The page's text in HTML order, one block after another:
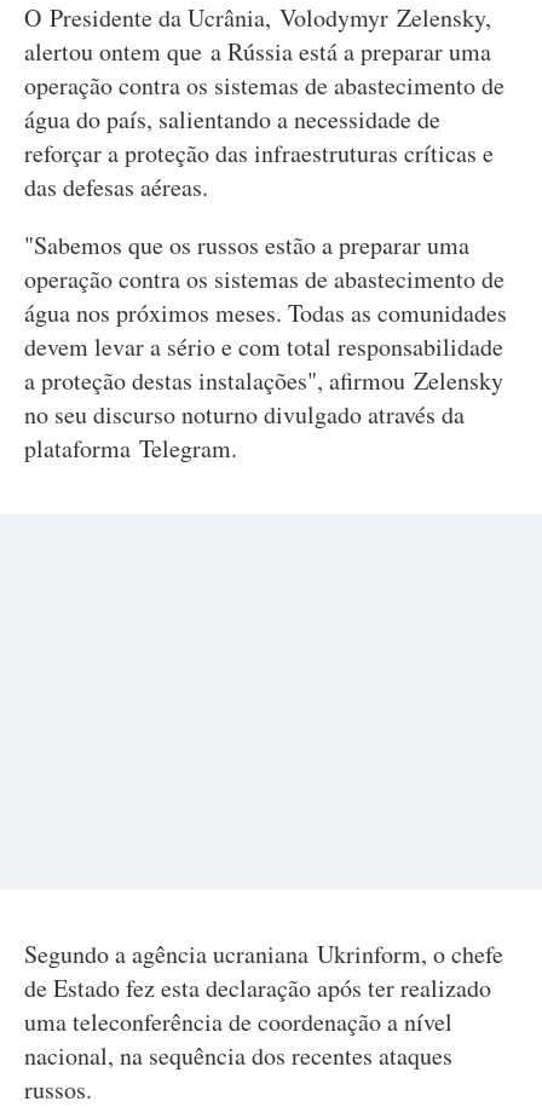
O Presidente da Ucrânia, Volodymyr Zelensky,
alertou ontem que a Rússia está a preparar uma
operação contra os sistemas de abastecimento de
água do país, salientando a necessidade de
reforçar a proteção das infraestruturas críticas e
das defesas aéreas.
"Sabemos que os russos estão a preparar uma
operação contra os sistemas de abastecimento de
água nos próximos meses. Todas as comunidades
devem levar a sério e com total responsabilidade
a proteção destas instalações", afirmou Zelensky
no seu discurso noturno divulgado através da
plataforma Telegram.
Segundo a agência ucraniana Ukrinform, o chefe
de Estado fez esta declaração após ter realizado
uma teleconferência de coordenação a nível
nacional, na sequência dos recentes ataques
russos.